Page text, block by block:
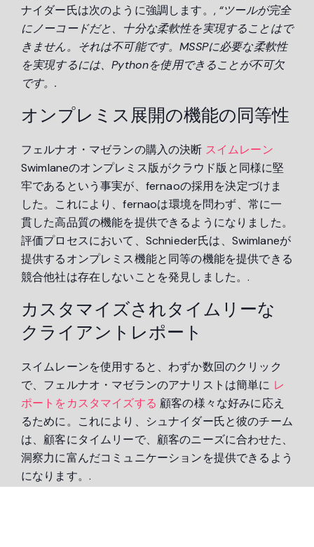
ナイダー氏は次のように強調します。, “ツールが完全
にノーコードだと、十分な柔軟性を実現することはで
きません。それは不可能です。MSSPに必要な柔軟性
を実現するには、Pythonを使用できることが不可欠
です。.
オンプレミス展開の機能の同等性
フェルナオ・マゼランの購入の決断 スイムレーン
Swimlaneのオンプレミス版がクラウド版と同様に堅
牢であるという事実が、fernaoの採用を決定づけま
した。これにより、fernaoは環境を問わず、常に一
貫した高品質の機能を提供できるようになりました。
評価プロセスにおいて、Schnieder氏は、Swimlaneが
提供するオンプレミス機能と同等の機能を提供できる
競合他社は存在しないことを発見しました。.
カスタマイズされタイムリーな
クライアントレポート
スイムレーンを使用すると、わずか数回のクリック
で、フェルナオ・マゼランのアナリストは簡単に レ
ポートをカスタマイズする 顧客の様々な好みに応え
るために。これにより、シュナイダー氏と彼のチーム
は、顧客にタイムリーで、顧客のニーズに合わせた、
洞察力に富んだコミュニケーションを提供できるよう
になります。.